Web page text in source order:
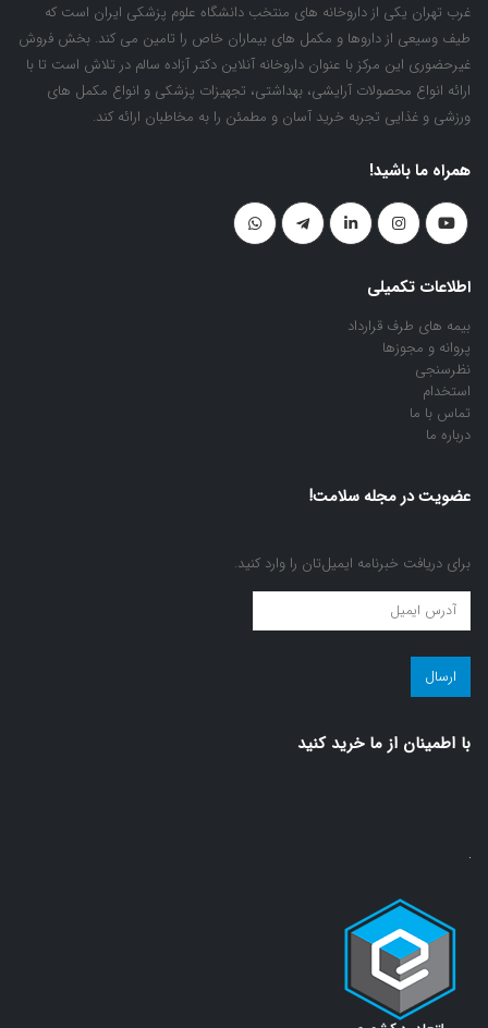
غرب تهران یکی از داروخانه های منتخب دانشگاه علوم پزشکی ایران است که
طیف وسیعی از داروها و مکمل های بیماران خاص را تامین می کند. بخش فروش
غیرحضوری این مرکز با عنوان داروخانه آنلاین دکتر آزاده سالم در تلاش است تا با
ارائه انواع محصولات آرایشی، بهداشتی، تجهیزات پزشکی و انواع مکمل های
ورزشی و غذایی تجربه خرید آسان و مطمئن را به مخاطبان ارائه کند.
همراه ما باشید!
اطلاعات تکمیلی
بیمه های طرف قرارداد
پروانه و مجوزها
نظرسنجی
استخدام
تماس با ما
درباره ما
عضویت در مجله سلامت!
برای دریافت خبرنامه ایمیل‌تان را وارد کنید.
عضویت
در
مجله
سلامت!
با اطمينان از ما خريد كنيد